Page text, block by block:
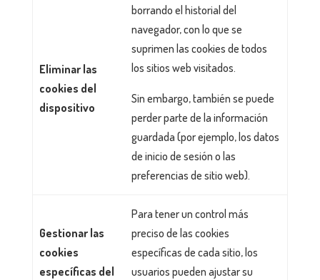
Eliminar las
cookies del
dispositivo
borrando el historial del
navegador, con lo que se
suprimen las cookies de todos
los sitios web visitados.
Sin embargo, también se puede
perder parte de la información
guardada (por ejemplo, los datos
de inicio de sesión o las
preferencias de sitio web).
Gestionar las
cookies
específicas del
Para tener un control más
preciso de las cookies
específicas de cada sitio, los
usuarios pueden ajustar su